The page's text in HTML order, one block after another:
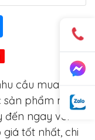
cầu mua các
sản phẩm mà
đến ngay với
tốt nhất, chi